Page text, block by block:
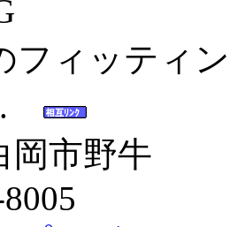
フィッティ
岡市野牛